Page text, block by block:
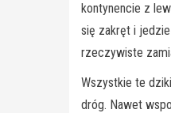
kontynencie z
się zakręt i
rzeczywiste
Wszystkie te
dróg. Nawet